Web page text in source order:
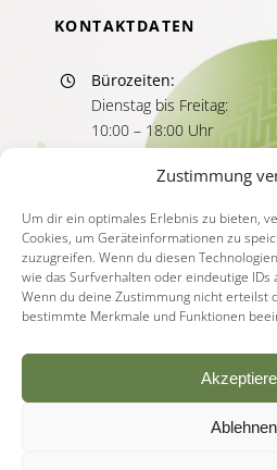
Zustimmung
Um dir ein optimales Erlebnis zu bieten,
Cookies, um Geräteinformationen zu
zuzugreifen. Wenn du diesen
wie das Surfverhalten oder eindeutige
Wenn du deine Zustimmung nicht erteilst
bestimmte Merkmale und Funktionen
Ablehnen
KONTAKTDATEN
Bürozeiten:
Dienstag bis Freitag:
10:00 – 18:00 Uhr
Sprechzeiten:
11:00 – 13:00 Uhr
15:00 – 17:00 Uhr
© Copyright - 2026 |